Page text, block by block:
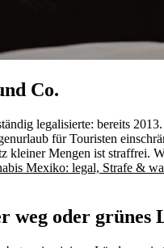
Co.
legalisierte: bereits
für Touristen
kleiner Mengen ist straffrei.
Mexiko: legal, Strafe &
weg oder grünes